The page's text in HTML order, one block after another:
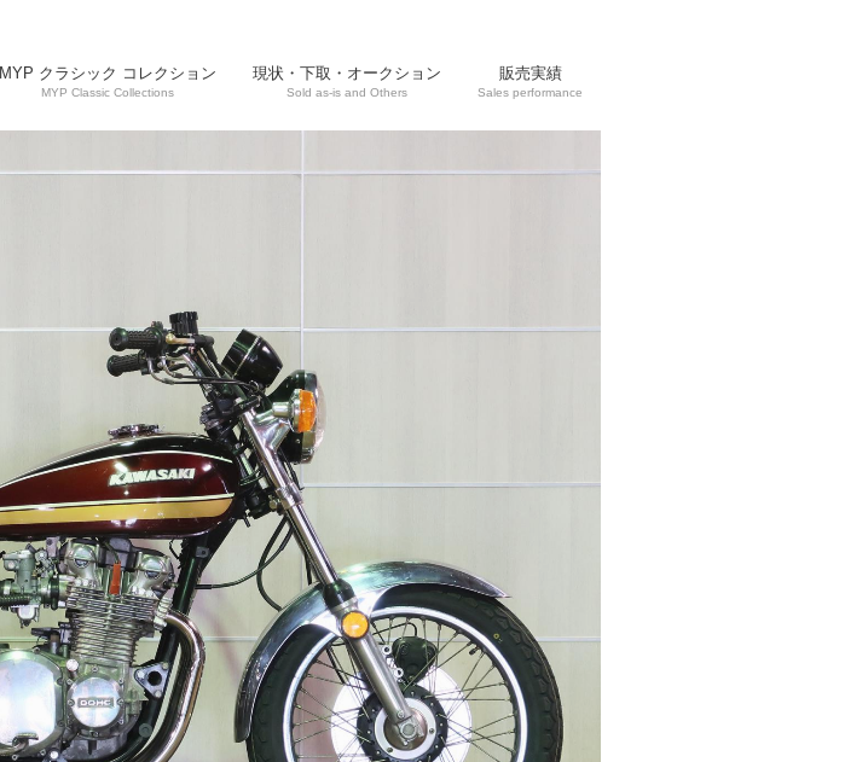
MYP クラシック コレクション
MYP Classic Collections
現状・下取・オークション
Sold as-is and Others
販売実績
Sales performance